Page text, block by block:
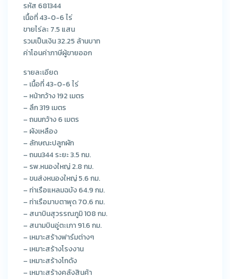
รหัส 681344
เนื้อที่ 43-0-6 ไร่
ขายไร่ละ 7.5 แสน
รวมเป็นเงิน 32.25 ล้านบาท
ค่าโอนค่าภาษีผู้ขายออก
รายละเอียด
– เนื้อที่ 43-0-6 ไร่
– หน้ากว้าง 192 เมตร
– ลึก 319 เมตร
– ถนนกว้าง 6 เมตร
– ผังเหลือง
– ลักษณะปลูกผัก
– ถนน344 ระยะ 3.5 กม.
– รพ.หนองใหญ่ 2.8 กม.
– ขนส่งหนองใหญ่ 5.6 กม.
– ท่าเรือแหลมฉบัง 64.9 กม.
– ท่าเรือมาบตาพุด 70.6 กม.
– สนาบินสุวรรณภูมิ 108 กม.
– สนามบินอู่ตะเภา 91.6 กม.
– เหมาะสร้างฟาร์มต่างๆ
– เหมาะสร้างโรงงาน
– เหมาะสร้างโกดัง
– เหมาะสร้างคลังสินค้า